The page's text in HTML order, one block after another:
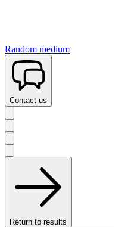
Random medium
Contact us
Return to results